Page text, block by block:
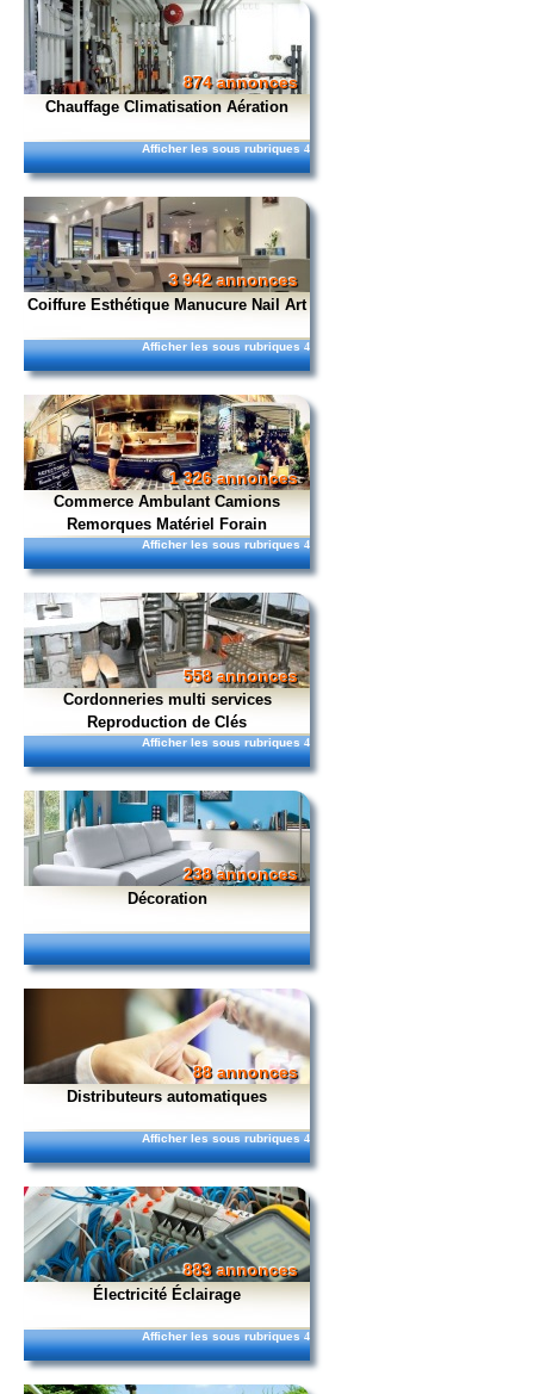
874 annonces
Chauffage Climatisation Aération
Afficher les sous rubriques 4
3 942 annonces
Coiffure Esthétique Manucure Nail Art
Afficher les sous rubriques 4
1 326 annonces
Commerce Ambulant Camions
Remorques Matériel Forain
Afficher les sous rubriques 4
558 annonces
Cordonneries multi services
Reproduction de Clés
Afficher les sous rubriques 4
238 annonces
Décoration
88 annonces
Distributeurs automatiques
Afficher les sous rubriques 4
883 annonces
Électricité Éclairage
Afficher les sous rubriques 4